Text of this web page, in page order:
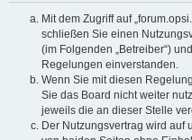
Mit dem Zugriff auf
schließen Sie einen
(im Folgenden „Betreiber“)
Regelungen einverstanden.
Wenn Sie mit diesen
Sie das Board nicht weiter
jeweils die an dieser Stelle
Der Nutzungsvertrag wird auf